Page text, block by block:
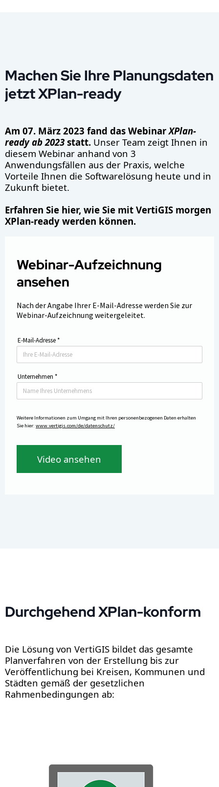
Machen Sie Ihre Planungsdaten
jetzt XPlan-ready
Am 07. März 2023 fand das WebinarXPlan-
ready ab 2023 statt. Unser Team zeigt Ihnen in
diesem Webinar anhand von 3
Anwendungsfällen aus der Praxis, welche
Vorteile Ihnen die Softwarelösung heute und in
Zukunft bietet.
Erfahren Sie hier, wie Sie mit VertiGIS morgen
XPlan-ready werden können.
Webinar-Aufzeichnung
ansehen
Nach der Angabe Ihrer E-Mail-Adresse werden Sie zur
Webinar-Aufzeichnung weitergeleitet.
E-Mail-Adresse*
Unternehmen *
Weitere Informationen zum Umgang mit Ihren personenbezogenen Daten erhalten
Sie hier: www.vertigis.com/de/datenschutz/
Video ansehen
Durchgehend XPlan-konform
Die Lösung von VertiGIS bildet das gesamte
Planverfahren von der Erstellung bis zur
Veröffentlichung bei Kreisen, Kommunen und
Städten gemäß der gesetzlichen
Rahmenbedingungen ab: